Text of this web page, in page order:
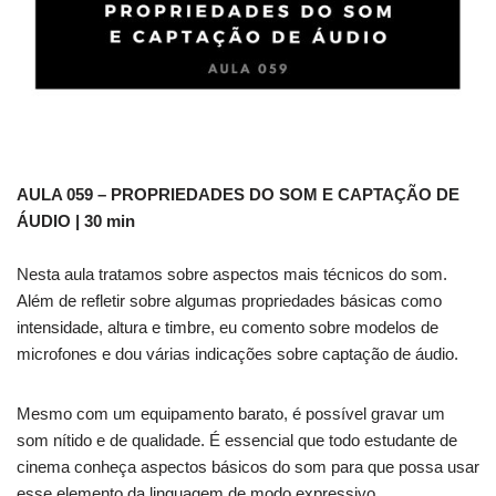
AULA 059 – PROPRIEDADES DO SOM E CAPTAÇÃO DE
ÁUDIO | 30 min
Nesta aula tratamos sobre aspectos mais técnicos do som.
Além de refletir sobre algumas propriedades básicas como
intensidade, altura e timbre, eu comento sobre modelos de
microfones e dou várias indicações sobre captação de áudio.
Mesmo com um equipamento barato, é possível gravar um
som nítido e de qualidade. É essencial que todo estudante de
cinema conheça aspectos básicos do som para que possa usar